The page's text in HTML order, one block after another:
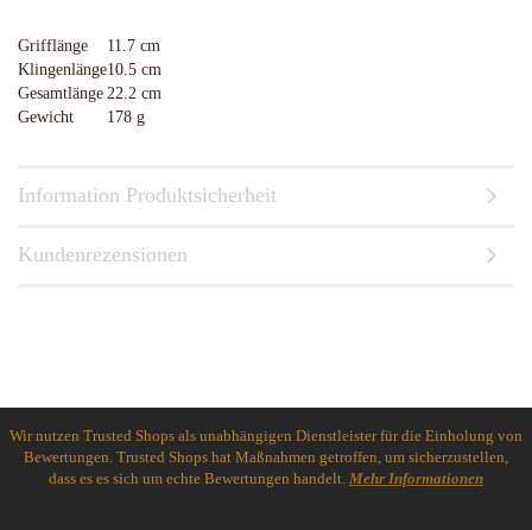
Grifflänge
11.7 cm
Klingenlänge10.5 cm
Gesamtlänge 22.2 cm
Gewicht
178 g
Information Produktsicherheit
Kundenrezensionen
Wir nutzen Trusted Shops als unabhängigen Dienstleister für die Einholung von
Bewertungen. Trusted Shops hat Maßnahmen getroffen, um sicherzustellen,
dass es es sich um echte Bewertungen handelt. Mehr Informationen